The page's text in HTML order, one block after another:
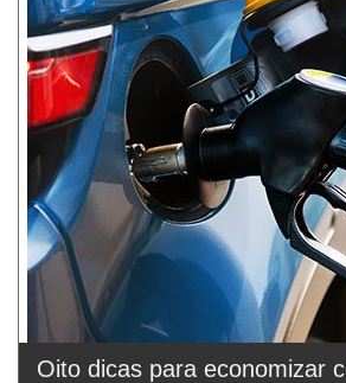
Oito dicas para economizar